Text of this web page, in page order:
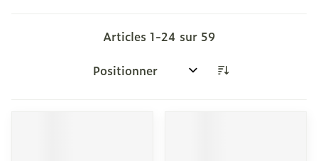
Articles 1-24 sur 59
Trier par: